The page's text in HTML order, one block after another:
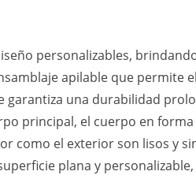
personalizables,
apilable que permite
una durabilidad
principal, el cuerpo en
como el exterior son lisos y
plana y